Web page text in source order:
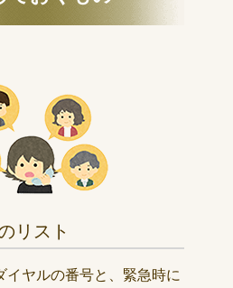
リスト
イヤルの番号と、緊急時に